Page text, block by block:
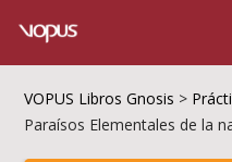
VOPUS Libros Gnosis >
Paraísos Elementales de la